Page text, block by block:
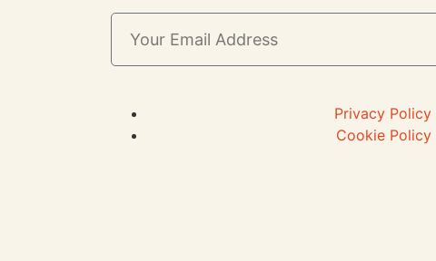
Privacy Policy
Cookie Policy